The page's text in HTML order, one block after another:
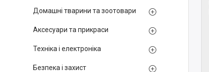
Домашні тварини та зоотовари
Аксесуари та прикраси
Техніка і електроніка
Безпека і захист